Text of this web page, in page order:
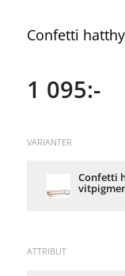
Confetti
1 095:-
VARIANTER
Confetti
ATTRIBUT